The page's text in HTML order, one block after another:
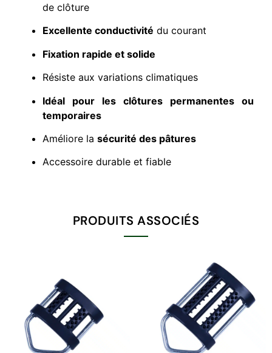
de clôture
Excellente conductivité du courant
Fixation rapide et solide
Résiste aux variations climatiques
Idéal pour les clôtures permanentes ou
temporaires
Améliore la sécurité des pâtures
Accessoire durable et fiable
PRODUITS ASSOCIÉS